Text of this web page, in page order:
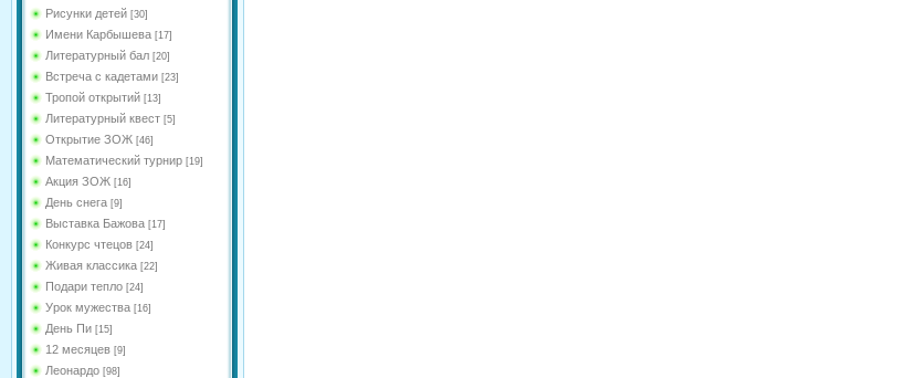
Рисунки детей [30]
Имени Карбышева [17]
Литературный бал [20]
Встреча с кадетами [23]
Тропой открытий [13]
Литературный квест [5]
Открытие ЗОЖ [46]
Математический турнир [19]
Акция ЗОЖ [16]
День снега [9]
Выставка Бажова [17]
Конкурс чтецов [24]
Живая классика [22]
Подари тепло [24]
Урок мужества [16]
День Пи [15]
12 месяцев [9]
Леонардо [98]